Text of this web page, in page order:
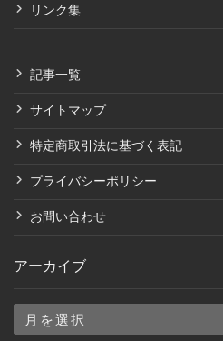
リンク集
記事一覧
サイトマップ
特定商取引法に基づく表記
プライバシーポリシー
お問い合わせ
アーカイブ
ア